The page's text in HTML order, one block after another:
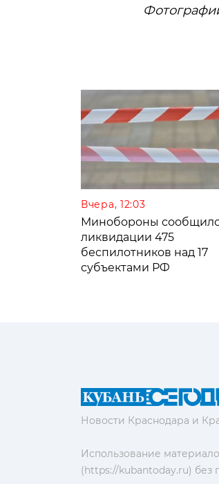
Вчера, 12:03
Минобороны
ликвидации 475
беспилотников над 17
субъектами РФ
Новости Краснодара и
Использование
(https://kubantoday.ru) без